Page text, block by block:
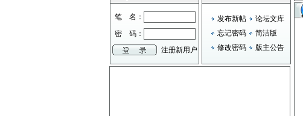
笔 名：
密 码：
注册新用户
发布新帖
论坛文库
忘记密码
简洁版
修改密码
版主公告